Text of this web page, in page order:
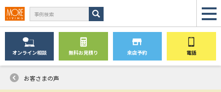
オンライン相談 無料お見積り 来店予約 電話
お客さまの声